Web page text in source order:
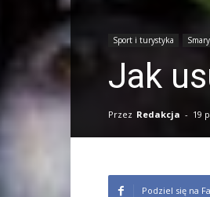
Sport i turystyka
Jak
Przez Redakcja - 19
Podziel się na